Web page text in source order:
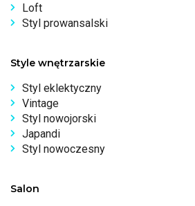
Loft
Styl prowansalski
Style wnętrzarskie
Styl eklektyczny
Vintage
Styl nowojorski
Japandi
Styl nowoczesny
Salon